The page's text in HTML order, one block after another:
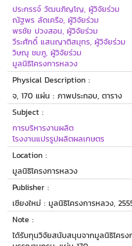
ประกรรจ์ วัฒนภิญโญ, ผู้วิจัยร่วม
ณัฐพร ลัดเครือ, ผู้วิจัยร่วม
พรชัย ปวงสอน, ผู้วิจัยร่วม
วีระศักดิ์ แสนญาติสมุทร, ผู้วิจัยร่วม
วิษณุ ชมภู, ผู้วิจัยร่วม
มูลนิธิโครงการหลวง
Physical Description :
จ, 170 แผ่น : ภาพประกอบ, ตาราง
Subject :
การบริหารงานผลิต
โรงงานแปรรูปผลิตผลเกษตร
Location :
มูลนิธิโครงการหลวง
Publisher :
เชียงใหม่ : มูลนิธิโครงการหลวง,
Note :
ได้รับทุนวิจัยสนับสนุนจากมูลนิธิโครง